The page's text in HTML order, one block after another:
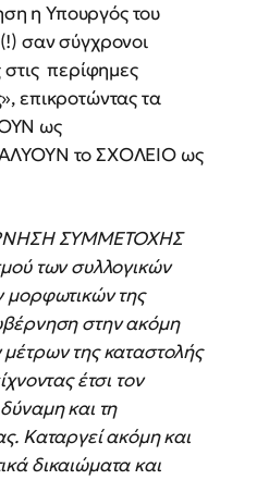
η Υπουργός του
σαν σύγχρονοι
περίφημες
επικροτώντας τα
ως
το ΣΧΟΛΕΙΟ ως
ΣΥΜΜΕΤΟΧΗΣ
των συλλογικών
μορφωτικών της
στην ακόμη
της καταστολής
έτσι τον
και τη
Καταργεί ακόμη και
δικαιώματα και